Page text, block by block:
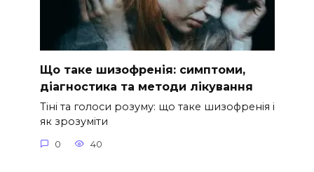
Що таке шизофренія: симптоми,
діагностика та методи лікування
Тіні та голоси розуму: що таке шизофренія і
як зрозуміти
0 40